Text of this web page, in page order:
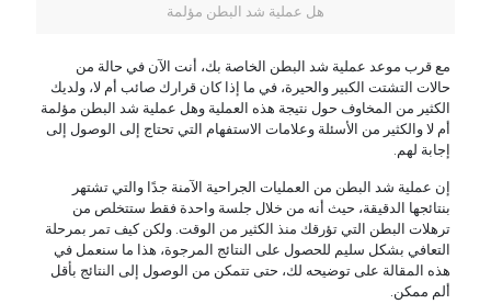
هل عملية شد البطن مؤلمة
مع قرب موعد عملية شد البطن الخاصة بك، أنت الآن في حالة من
حالات التشتت الكبير والحيرة، في ما إذا كان قرارك صائب أم لا، ولديك
الكثير من المخاوف حول نتيجة هذه العملية وهل عملية شد البطن مؤلمة
أم لا والكثير من الأسئلة وعلامات الاستفهام التي تحتاج إلى الوصول إلى
إجابة لهم.
إن عملية شد البطن من العمليات الجراحية الآمنة جدًا والتي تشتهر
بنتائجها الدقيقة، حيث أنه من خلال جلسة واحدة فقط ستتخلص من
ترهلات البطن التي تؤرقك منذ الكثير من الوقت. ولكن كيف تمر بمرحلة
التعافي بشكل سليم للحصول على النتائج المرجوة، هذا ما سنعمل في
هذه المقالة على توضيحه لك، حتى تتمكن من الوصول إلى النتائج بأقل
ألم ممكن.